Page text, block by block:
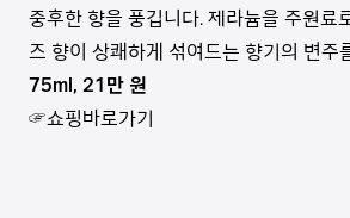
중후한 향을 풍깁니다. 제라늄을 주원료
즈 향이 상쾌하게 섞여드는 향기의 변주
75ml, 21만 원
☞쇼핑바로가기